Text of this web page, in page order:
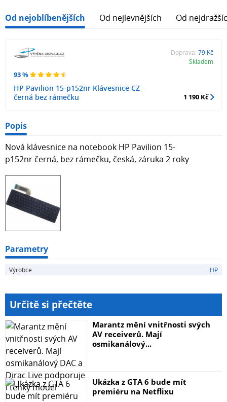
Od nejoblíbenějších Od nejlevnějších Od
93 %
HP Pavilion 15-p152nr Klávesnice CZ
černá bez rámečku
Doprava: 79 Kč
Skladem
1 190 Kč
Popis
Nová klávesnice na notebook HP Pavilion 15-
p152nr černá, bez rámečku, česká, záruka 2 roky
Parametry
Výrobce HP
Určitě si přečtěte
Marantz mění vnitřnosti svých
AV receiverů. Mají
osmikanálový...
Ukázka z GTA 6 bude mít
premiéru na Netflixu